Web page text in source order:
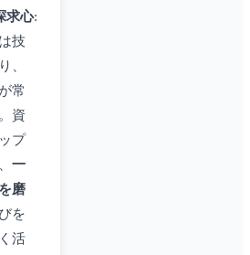
求心:
技
、
常
資
プ
一
磨
を
活